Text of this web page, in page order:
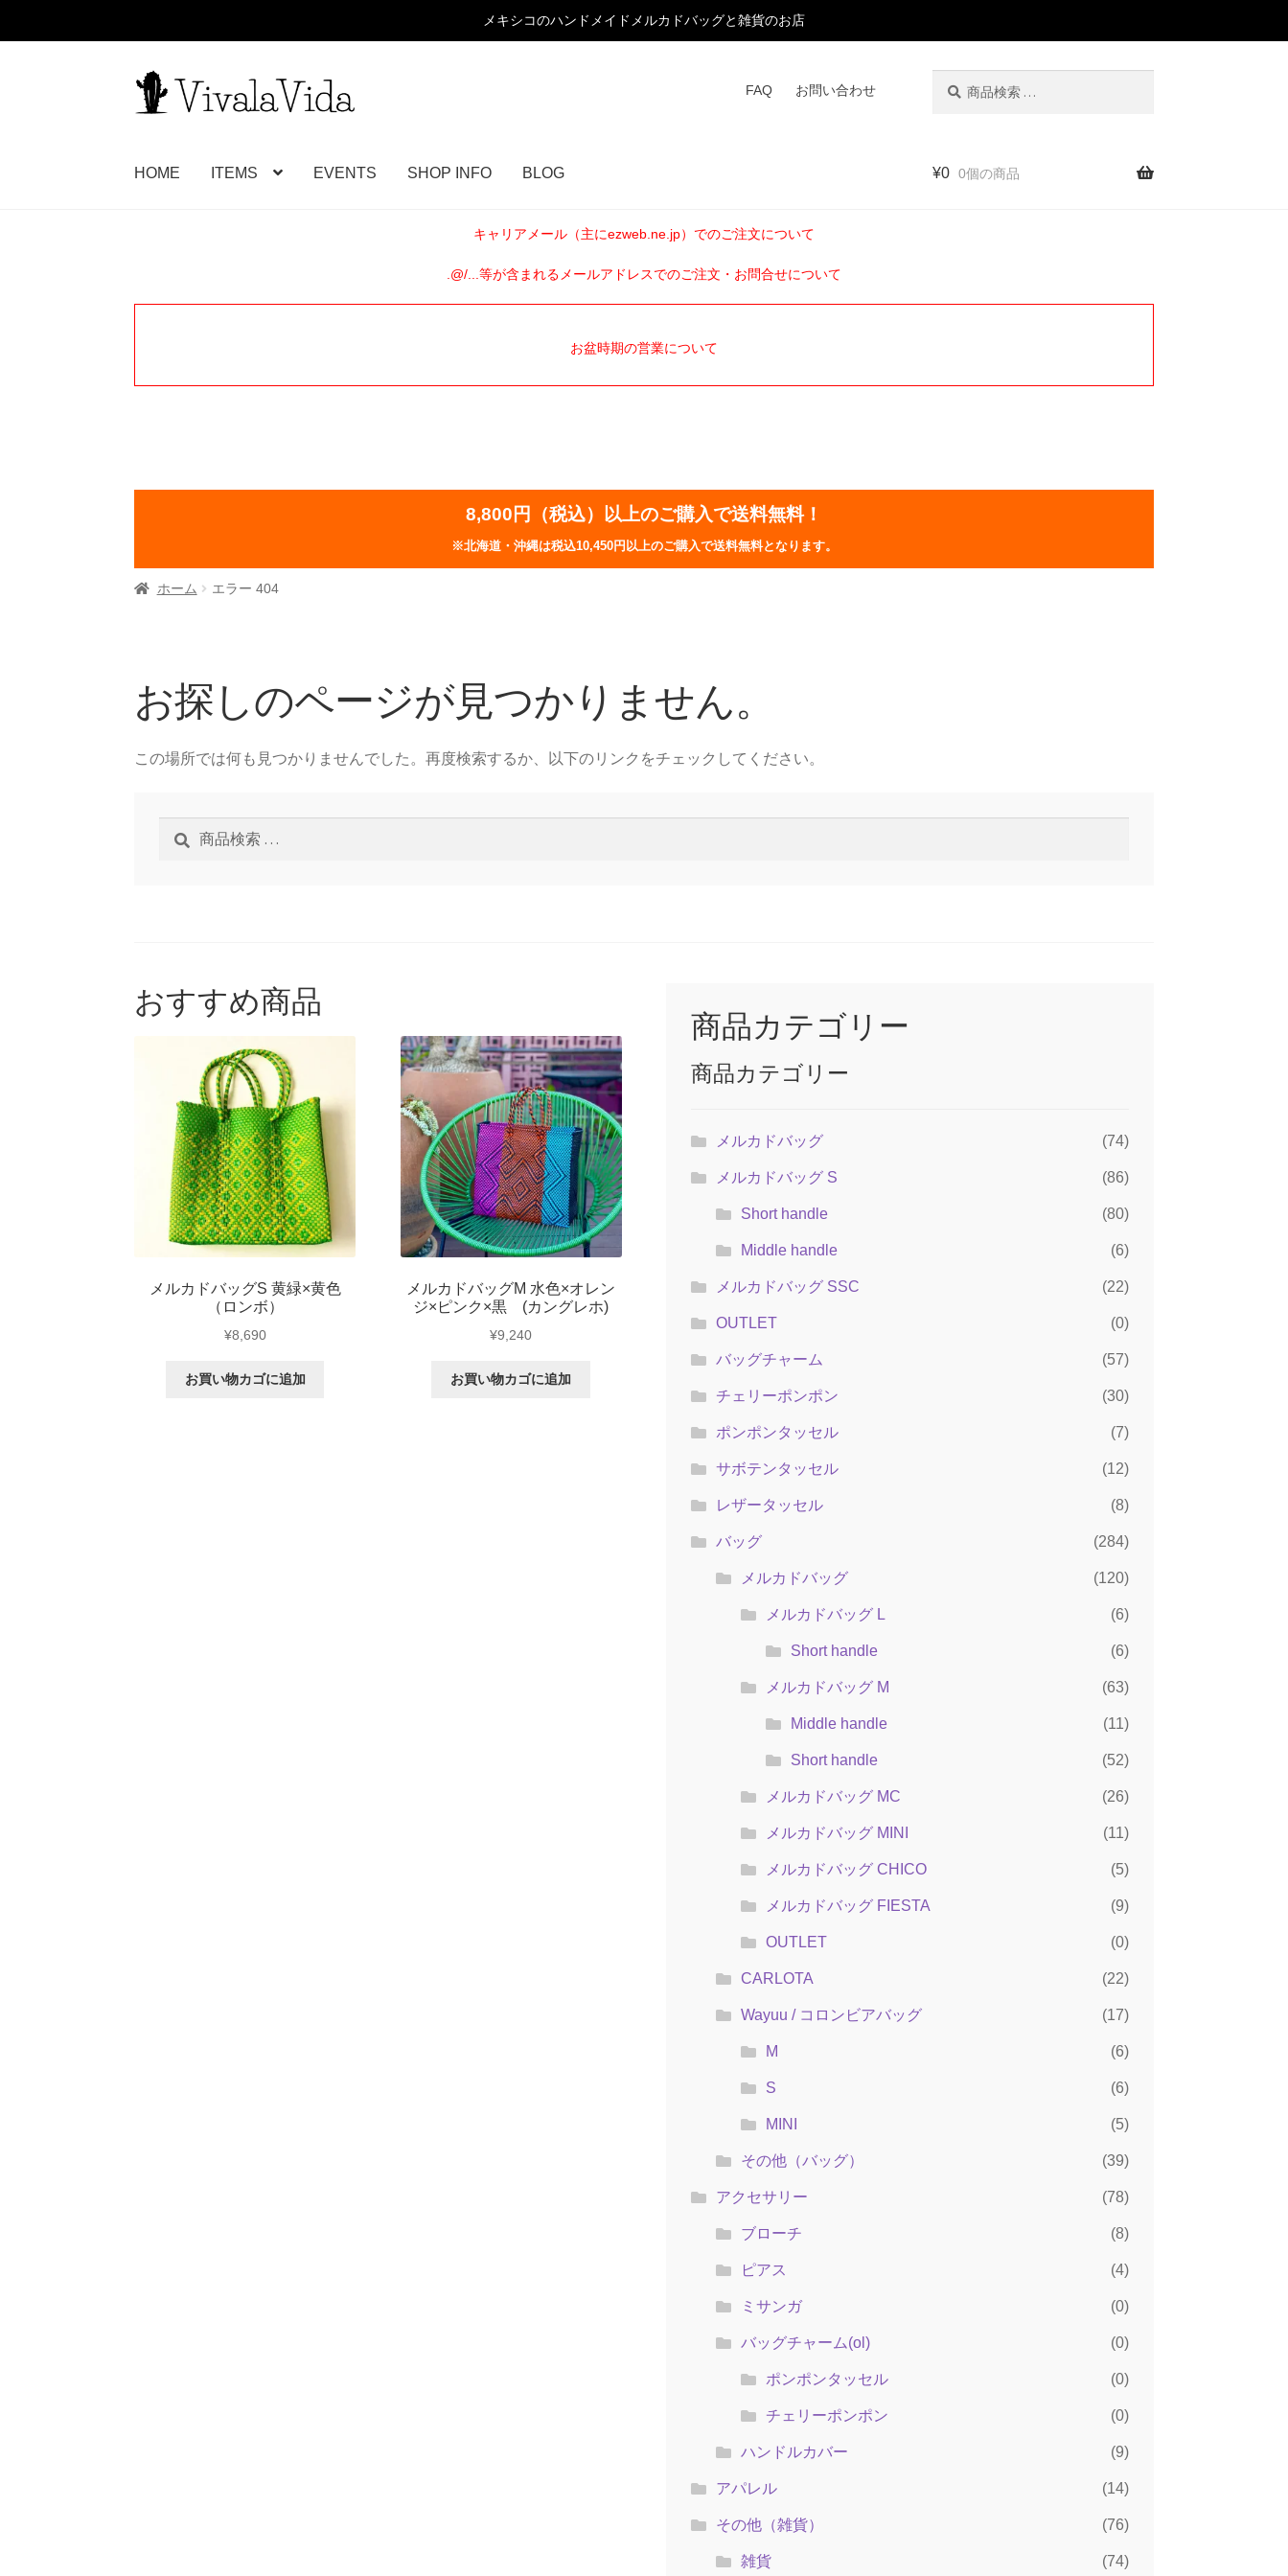
メキシコのハンドメイドメルカドバッグと雑貨のお店
ナ
ビ
シ
コ
ン
ツ
FAQ お問い合わせ
HOME ITEMS EVENTS SHOP INFO BLOG ¥0 0個の商品
キャリアメール（主にezweb.ne.jp）でのご注文について
.@/...等が含まれるメールアドレスでのご注文・お問合せについて
お盆時期の営業について
8,800円（税込）以上のご購入で送料無料！
※北海道・沖縄は税込10,450円以上のご購入で送料無料となります。
ホーム エラー 404
お探しのページが見つかりません。
この場所では何も見つかりませんでした。再度検索するか、以下のリンクをチェックしてください。
おすすめ商品
メルカドバッグS 黄緑×黄色
（ロンボ）
¥8,690
お買い物カゴに追加
メルカドバッグM 水色×オレン
ジ×ピンク×黒 (カングレホ)
¥9,240
お買い物カゴに追加
商品カテゴリー
商品カテゴリー
メルカドバッグ (74)
メルカドバッグ S (86)
Short handle (80)
Middle handle (6)
メルカドバッグ SSC (22)
OUTLET (0)
バッグチャーム (57)
チェリーポンポン (30)
ポンポンタッセル (7)
サボテンタッセル (12)
レザータッセル (8)
バッグ (284)
メルカドバッグ (120)
メルカドバッグ L (6)
Short handle (6)
メルカドバッグ M (63)
Middle handle (11)
Short handle (52)
メルカドバッグ MC (26)
メルカドバッグ MINI (11)
メルカドバッグ CHICO (5)
メルカドバッグ FIESTA (9)
OUTLET (0)
CARLOTA (22)
Wayuu / コロンビアバッグ (17)
M (6)
S (6)
MINI (5)
その他（バッグ） (39)
アクセサリー (78)
ブローチ (8)
ピアス (4)
ミサンガ (0)
バッグチャーム(ol) (0)
ポンポンタッセル (0)
チェリーポンポン (0)
ハンドルカバー (9)
アパレル (14)
その他（雑貨） (76)
雑貨 (74)